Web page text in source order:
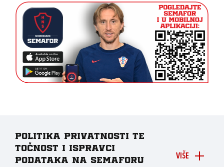
VIŠE
Politika privatnosti te
točnost i ispravci
podataka na Semaforu